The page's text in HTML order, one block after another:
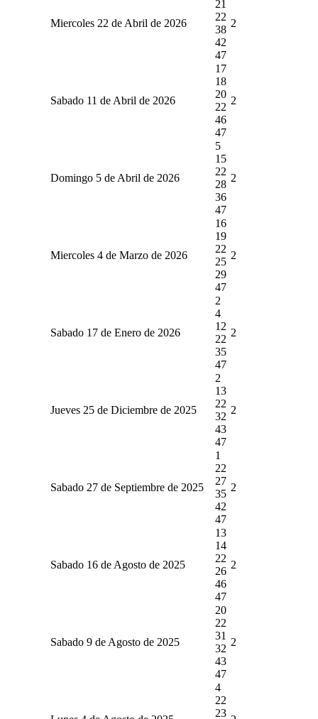
Miercoles 22 de Abril de 2026
21
22
38
42
47
2
Sabado 11 de Abril de 2026
17
18
20
22
46
47
2
Domingo 5 de Abril de 2026
5
15
22
28
36
47
2
Miercoles 4 de Marzo de 2026
16
19
22
25
29
47
2
Sabado 17 de Enero de 2026
2
4
12
22
35
47
2
Jueves 25 de Diciembre de 2025
2
13
22
32
43
47
2
Sabado 27 de Septiembre de 2025
1
22
27
35
42
47
2
Sabado 16 de Agosto de 2025
13
14
22
26
46
47
2
Sabado 9 de Agosto de 2025
20
22
31
32
43
47
2
4
22
23